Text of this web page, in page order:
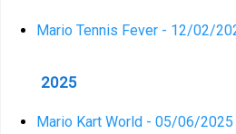
Mario Tennis Fever - 12/02/
2025
Mario Kart World - 05/06/2025